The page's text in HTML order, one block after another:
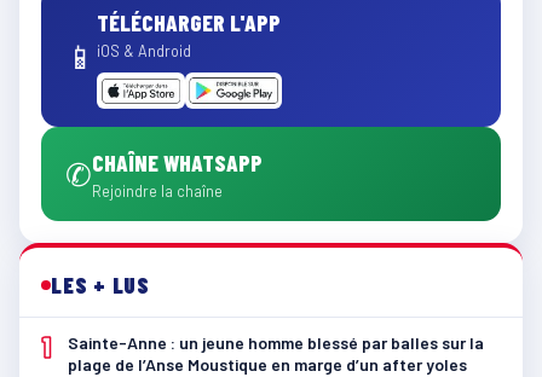
📱
TÉLÉCHARGER L'APP
iOS & Android
✆CHAÎNE WHATSAPP
Rejoindre la chaîne
LES + LUS
1
Sainte-Anne : un jeune homme blessé par balles sur la
plage de l’Anse Moustique en marge d’un after yoles